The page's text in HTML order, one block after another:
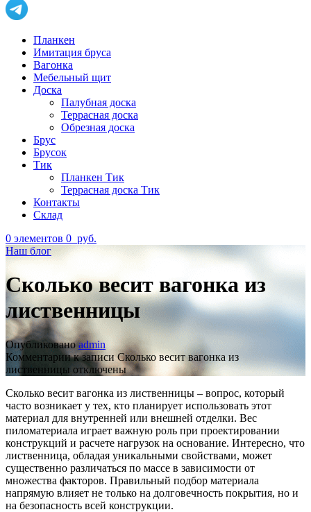
Планкен
Имитация бруса
Вагонка
Мебельный щит
Доска
Палубная доска
Террасная доска
Обрезная доска
Брус
Брусок
Тик
Планкен Тик
Террасная доска Тик
Контакты
Склад
0 элементов 0 руб.
Наш блог
Сколько весит вагонка из
лиственницы
Опубликовано admin
Комментариик записи Сколько весит вагонка из
лиственницы отключены
Сколько весит вагонка из лиственницы – вопрос, который
часто возникает у тех, кто планирует использовать этот
материал для внутренней или внешней отделки. Вес
пиломатериала играет важную роль при проектировании
конструкций и расчете нагрузок на основание. Интересно, что
лиственница, обладая уникальными свойствами, может
существенно различаться по массе в зависимости от
множества факторов. Правильный подбор материала
напрямую влияет не только на долговечность покрытия, но и
на безопасность всей конструкции.